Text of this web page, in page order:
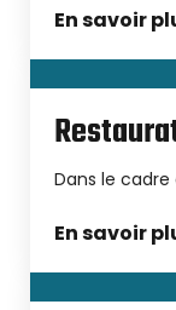
En savoir
Dans le
En savoir